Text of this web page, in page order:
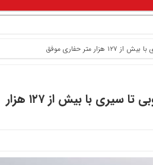
درخشش شرکت DCI در صنعت حفاری ایران؛ از پارس جنوبی تا سیری با بیش از ۱۲۷ هزار